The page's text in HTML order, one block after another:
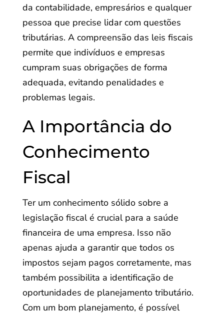
da contabilidade, empresários e qualquer
pessoa que precise lidar com questões
tributárias. A compreensão das leis fiscais
permite que indivíduos e empresas
cumpram suas obrigações de forma
adequada, evitando penalidades e
problemas legais.
A Importância do
Conhecimento
Fiscal
Ter um conhecimento sólido sobre a
legislação fiscal é crucial para a saúde
financeira de uma empresa. Isso não
apenas ajuda a garantir que todos os
impostos sejam pagos corretamente, mas
também possibilita a identificação de
oportunidades de planejamento tributário.
Com um bom planejamento, é possível